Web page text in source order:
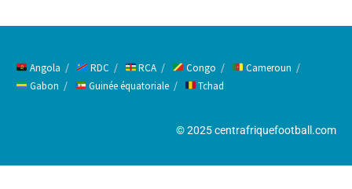
Angola RDC RCA Congo
Cameroun
Gabon
Guinée équatoriale Tchad
© 2025 centrafriquefootball.com